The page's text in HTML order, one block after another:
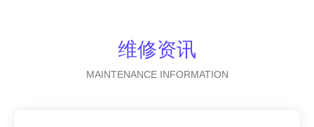
维修资讯
MAINTENANCE INFORMATION